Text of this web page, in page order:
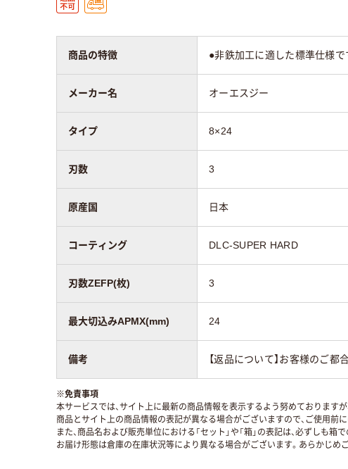
商品の特徴 ●非鉄加工に適した標準仕様で
メーカー名 オーエスジー
タイプ 8×24
刃数 3
原産国 日本
コーティング DLC-SUPER HARD
刃数ZEFP(枚) 3
最大切込みAPMX(mm) 24
備考 【返品について】お客様のご
※免責事項
本サービスでは、サイト上に最新の商品情報を表示するよう努めておりますが
商品とサイト上の商品情報の表記が異なる場合がございますので、ご使用前
また、商品名および販売単位における「セット」や「箱」の表記は、必ずしも
お届け形態は倉庫の在庫状況等により異なる場合がございます。あらかじめ